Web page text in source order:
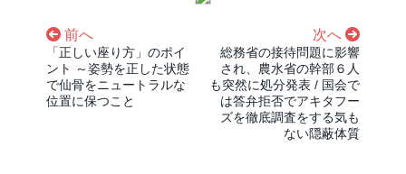
前へ
「正しい座り方」のポイ
ント ～姿勢を正した状態
で仙骨をニュートラルな
位置に保つこと
次へ
総務省の接待問題に影響
され、農水省の幹部６人
も突然に処分発表 / 国会で
は答弁拒否でアキタフー
ズを徹底調査をする気も
ない隠蔽体質